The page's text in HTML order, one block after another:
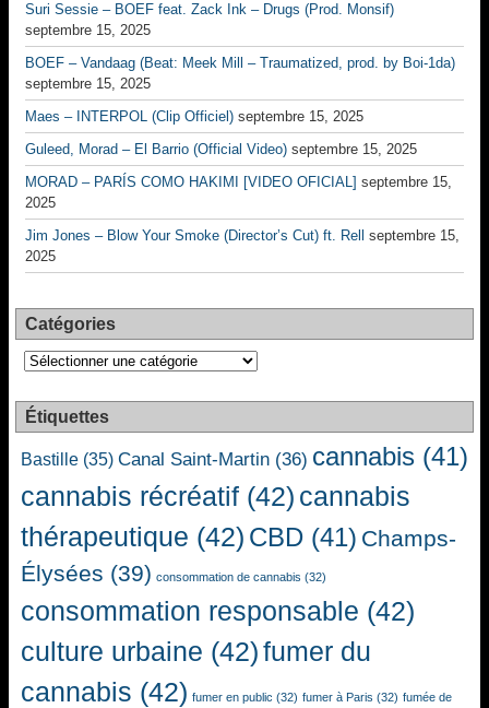
Suri Sessie – BOEF feat. Zack Ink – Drugs (Prod. Monsif)
septembre 15, 2025
BOEF – Vandaag (Beat: Meek Mill – Traumatized, prod. by Boi-1da)
septembre 15, 2025
Maes – INTERPOL (Clip Officiel) septembre 15, 2025
Guleed, Morad – El Barrio (Official Video) septembre 15, 2025
MORAD – PARÍS COMO HAKIMI [VIDEO OFICIAL] septembre 15,
2025
Jim Jones – Blow Your Smoke (Director’s Cut) ft. Rell
septembre 15,
2025
Catégories
Catégories
Étiquettes
Bastille (35) Canal Saint-Martin (36) cannabis (41)
cannabis récréatif (42) cannabis
thérapeutique (42) CBD (41) Champs-
Élysées (39) consommation de cannabis (32)
consommation responsable (42)
culture urbaine (42)fumer du
cannabis (42) fumer en public (32) fumer à Paris (32) fumée de